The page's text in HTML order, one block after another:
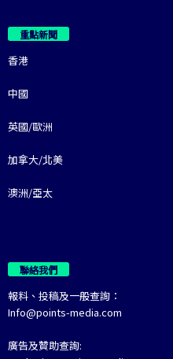
重點新聞
香港
中國
英國/歐洲
加拿大/北美
澳洲/亞太
聯絡我們
報料、投稿及一般查詢：
Info@points-media.com
廣告及贊助查詢: